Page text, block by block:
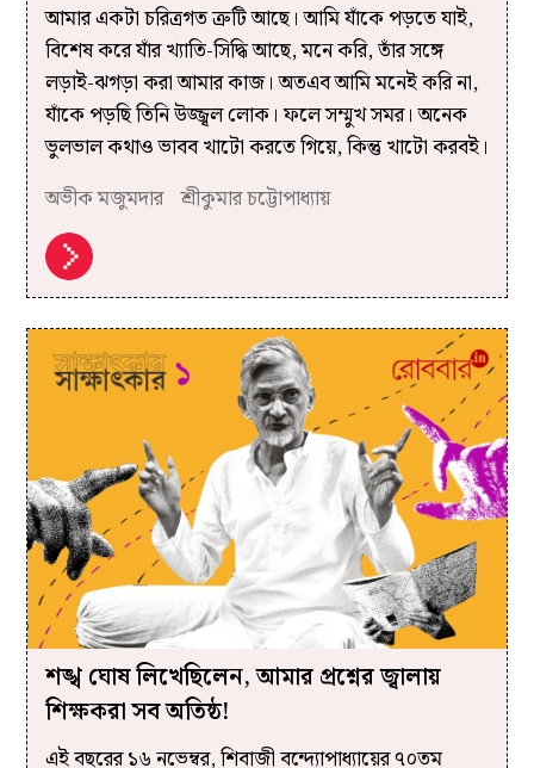
আমার একটা চরিত্রগত ত্রুটি আছে। আমি যাঁকে পড়তে যাই,
বিশেষ করে যাঁর খ্যাতি-সিদ্ধি আছে, মনে করি, তাঁর সঙ্গে
লড়াই-ঝগড়া করা আমার কাজ। অতএব আমি মনেই করি না,
যাঁকে পড়ছি তিনি উজ্জ্বল লোক। ফলে সম্মুখ সমর। অনেক
ভুলভাল কথাও ভাবব খাটো করতে গিয়ে, কিন্তু খাটো করবই।
অভীক মজুমদার শ্রীকুমার চট্টোপাধ্যায়
শঙ্খ ঘোষ লিখেছিলেন, আমার প্রশ্নের জ্বালায়
শিক্ষকরা সব অতিষ্ঠ!
এই বছরের ১৬ নভেম্বর, শিবাজী বন্দ্যোপাধ্যায়ের ৭০তম